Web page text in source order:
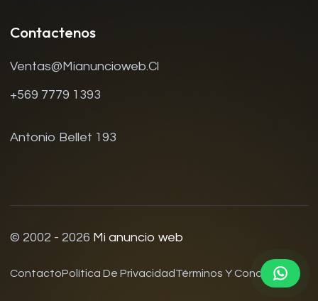
Contactenos
Ventas@mianuncioweb.cl
+569 7779 1393
Antonio Bellet 193
© 2002 - 2026 Mi anuncio web
ContactoPolítica De PrivacidadTérminos Y Condiciones